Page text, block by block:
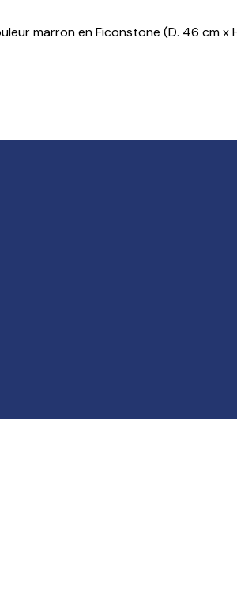
marron en Ficonstone (D. 46 cm x